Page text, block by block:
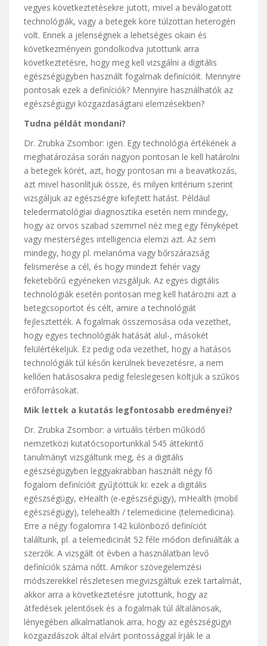
vegyes következtetésekre jutott, mivel a beválogatott
technológiák, vagy a betegek köre túlzottan heterogén
volt. Ennek a jelenségnek a lehetséges okain és
következményein gondolkodva jutottunk arra
következtetésre, hogy meg kell vizsgálni a digitális
egészségügyben használt fogalmak definícióit. Mennyire
pontosak ezek a definíciók? Mennyire használhatók az
egészségügyi közgazdaságtani elemzésekben?
Tudna példát mondani?
Dr. Zrubka Zsombor: igen. Egy technológia értékének a
meghatározása során nagyon pontosan le kell határolni
a betegek körét, azt, hogy pontosan mi a beavatkozás,
azt mivel hasonlítjuk össze, és milyen kritérium szerint
vizsgáljuk az egészségre kifejtett hatást. Például
teledermatológiai diagnosztika esetén nem mindegy,
hogy az orvos szabad szemmel néz meg egy fényképet
vagy mesterséges intelligencia elemzi azt. Az sem
mindegy, hogy pl. melanóma vagy bőrszárazság
felismerése a cél, és hogy mindezt fehér vagy
feketebőrű egyéneken vizsgáljuk. Az egyes digitális
technológiák esetén pontosan meg kell határozni azt a
betegcsoportot és célt, amire a technológiát
fejlesztették. A fogalmak összemosása oda vezethet,
hogy egyes technológiák hatását alul-, másokét
felülértékeljük. Ez pedig oda vezethet, hogy a hatásos
technológiák túl későn kerülnek bevezetésre, a nem
kellően hatásosakra pedig feleslegesen költjük a szűkös
erőforrásokat.
Mik lettek a kutatás legfontosabb eredményei?
Dr. Zrubka Zsombor: a virtuális térben működő
nemzetközi kutatócsoportunkkal 545 áttekintő
tanulmányt vizsgáltunk meg, és a digitális
egészségügyben leggyakrabban használt négy fő
fogalom definícióit gyűjtöttük ki: ezek a digitális
egészségügy, eHealth (e-egészségügy), mHealth (mobil
egészségügy), telehealth / telemedicine (telemedicina).
Erre a négy fogalomra 142 különböző definíciót
találtunk, pl. a telemedicinát 52 féle módon definiálták a
szerzők. A vizsgált öt évben a használatban levő
definíciók száma nőtt. Amikor szövegelemzési
módszerekkel részletesen megvizsgáltuk ezek tartalmát,
akkor arra a következtetésre jutottunk, hogy az
átfedések jelentősek és a fogalmak túl általánosak,
lényegében alkalmatlanok arra, hogy az egészségügyi
közgazdászok által elvárt pontossággal írják le a